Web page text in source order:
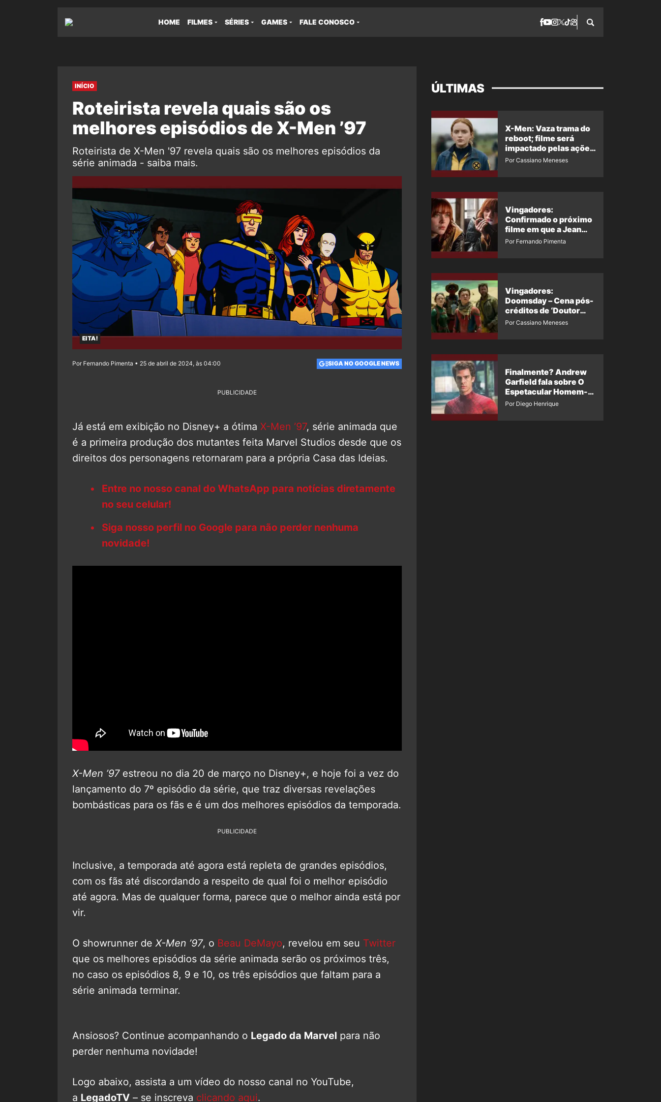
HOME FILMES SÉRIES GAMES FALE CONOSCO
INÍCIO
Roteirista revela quais são os
melhores episódios de X-Men ’97
Roteirista de X-Men '97 revela quais são os melhores episódios da
série animada - saiba mais.
EITA!
Por Fernando Pimenta • 25 de abril de 2024, às 04:00 SIGA NO GOOGLE NEWS
PUBLICIDADE
Já está em exibição no Disney+ a ótima X-Men ’97, série animada que
é a primeira produção dos mutantes feita Marvel Studios desde que os
direitos dos personagens retornaram para a própria Casa das Ideias.
Entre no nosso canal do WhatsApp para notícias diretamente
no seu celular!
Siga nosso perfil no Google para não perder nenhuma
novidade!
X-Men ’97 estreou no dia 20 de março no Disney+, e hoje foi a vez do
lançamento do 7º episódio da série, que traz diversas revelações
bombásticas para os fãs e é um dos melhores episódios da temporada.
PUBLICIDADE
Inclusive, a temporada até agora está repleta de grandes episódios,
com os fãs até discordando a respeito de qual foi o melhor episódio
até agora. Mas de qualquer forma, parece que o melhor ainda está por
vir.
O showrunner de X-Men ’97, o Beau DeMayo, revelou em seu Twitter
que os melhores episódios da série animada serão os próximos três,
no caso os episódios 8, 9 e 10, os três episódios que faltam para a
série animada terminar.
Ansiosos? Continue acompanhando o Legado da Marvel para não
perder nenhuma novidade!
Logo abaixo, assista a um vídeo do nosso canal no YouTube,
a LegadoTV – se inscreva clicando aqui.
ÚLTIMAS
X-Men: Vaza trama do
reboot; filme será
impactado pelas ações
de Jean Grey em
Por Cassiano Meneses
Vingadores:
Confirmado o próximo
filme em que a Jean
Grey irá aparecer
Por Fernando Pimenta
Vingadores:
Doomsday – Cena pós-
créditos de ‘Doutor
Destino’ é revelada
Por Cassiano Meneses
Finalmente? Andrew
Garfield fala sobre O
Espetacular Homem-
Aranha 3
Por Diego Henrique